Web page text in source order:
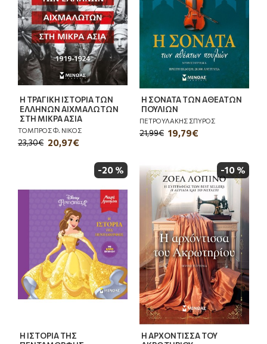
Η ΤΡΑΓΙΚΗ ΙΣΤΟΡΙΑ ΤΩΝ
ΕΛΛΗΝΩΝ ΑΙΧΜΑΛΩΤΩΝ
ΣΤΗ ΜΙΚΡΑ ΑΣΙΑ
ΤΟΜΠΡΟΣ Φ. ΝΙΚΟΣ
20,97€
23,30€
Η ΣΟΝΑΤΑ ΤΩΝ ΑΘΕΑΤΩΝ
ΠΟΥΛΙΩΝ
ΠΕΤΡΟΥΛΑΚΗΣ ΣΠΥΡΟΣ
19,79€
21,99€
-20 %
Η ΙΣΤΟΡΙΑ ΤΗΣ
-10 %
Η ΑΡΧΟΝΤΙΣΣΑ ΤΟΥ